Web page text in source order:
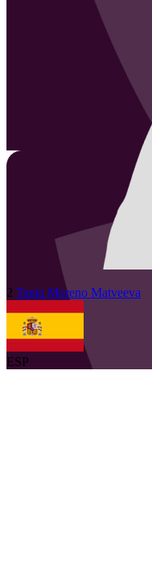
2 Tania Moreno Matveeva
ESP